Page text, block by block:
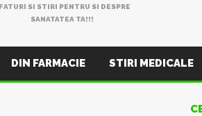
SI STIRI PENTRU SI DESPRE
SANATATEA TA!!!
DIN FARMACIE STIRI MEDICALE